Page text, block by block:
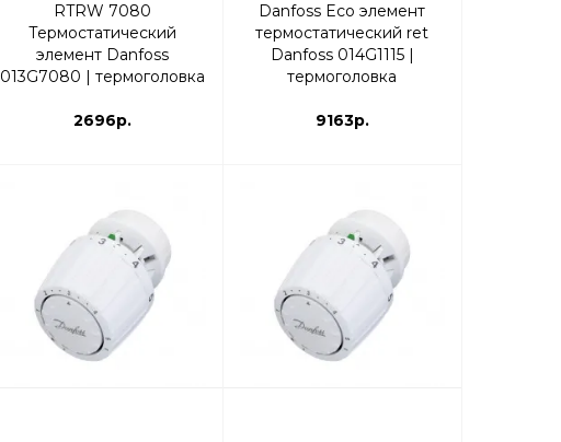
RTRW 7080
Термостатический
элемент Danfoss
013G7080 | термоголовка
2696р.
Danfoss Eco элемент
термостатический ret
Danfoss 014G1115 |
термоголовка
9163р.